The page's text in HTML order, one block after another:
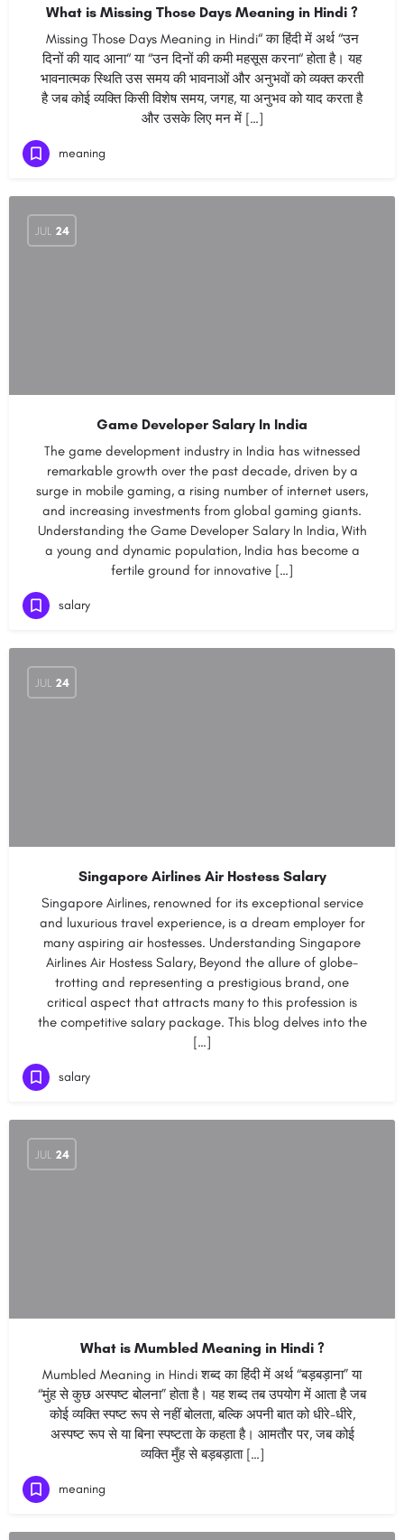
What is Missing Those Days Meaning in Hindi ?
Missing Those Days Meaning in Hindi“ का हिंदी में अर्थ “उन
दिनों की याद आना“ या “उन दिनों की कमी महसूस करना“ होता है। यह
भावनात्मक स्थिति उस समय की भावनाओं और अनुभवों को व्यक्त करती
है जब कोई व्यक्ति किसी विशेष समय, जगह, या अनुभव को याद करता है
और उसके लिए मन में […]
meaning
JUL 24
Game Developer Salary In India
The game development industry in India has witnessed
remarkable growth over the past decade, driven by a
surge in mobile gaming, a rising number of internet users,
and increasing investments from global gaming giants.
Understanding the Game Developer Salary In India, With
a young and dynamic population, India has become a
fertile ground for innovative […]
salary
JUL 24
Singapore Airlines Air Hostess Salary
Singapore Airlines, renowned for its exceptional service
and luxurious travel experience, is a dream employer for
many aspiring air hostesses. Understanding Singapore
Airlines Air Hostess Salary, Beyond the allure of globe-
trotting and representing a prestigious brand, one
critical aspect that attracts many to this profession is
the competitive salary package. This blog delves into the
[…]
salary
JUL 24
What is Mumbled Meaning in Hindi ?
Mumbled Meaning in Hindi शब्द का हिंदी में अर्थ “बड़बड़ाना” या
“मुंह से कुछ अस्पष्ट बोलना” होता है। यह शब्द तब उपयोग में आता है जब
कोई व्यक्ति स्पष्ट रूप से नहीं बोलता, बल्कि अपनी बात को धीरे-धीरे,
अस्पष्ट रूप से या बिना स्पष्टता के कहता है। आमतौर पर, जब कोई
व्यक्ति मुँह से बड़बड़ाता […]
meaning